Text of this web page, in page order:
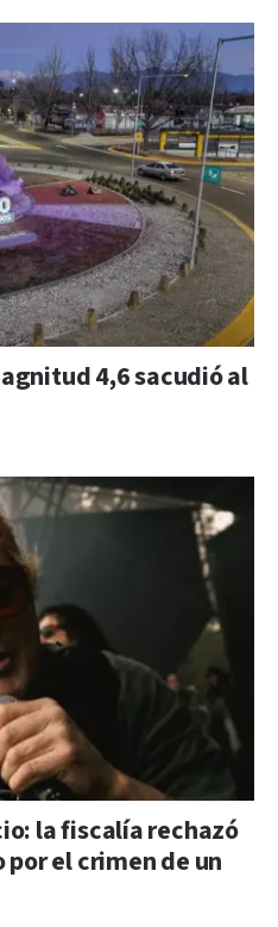
4,6 sacudió al
la fiscalía rechazó
el crimen de un